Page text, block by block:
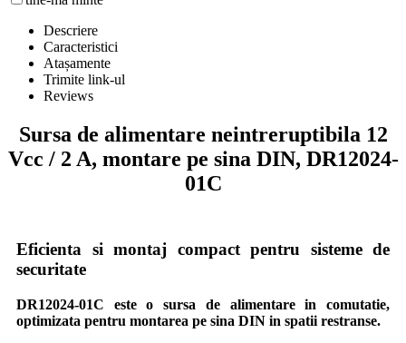
Descriere
Caracteristici
Atașamente
Trimite link-ul
Reviews
Sursa de alimentare neintreruptibila 12
Vcc / 2 A, montare pe sina DIN, DR12024-
01C
Eficienta si montaj compact pentru sisteme de
securitate
DR12024-01C este o sursa de alimentare in comutatie,
optimizata pentru montarea pe sina DIN in spatii restranse.